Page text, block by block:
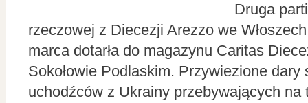
Druga
rzeczowej z Diecezji Arezzo we
marca dotarła do magazynu Caritas
Sokołowie Podlaskim. Przywiezione dary
uchodźców z Ukrainy przebywających na